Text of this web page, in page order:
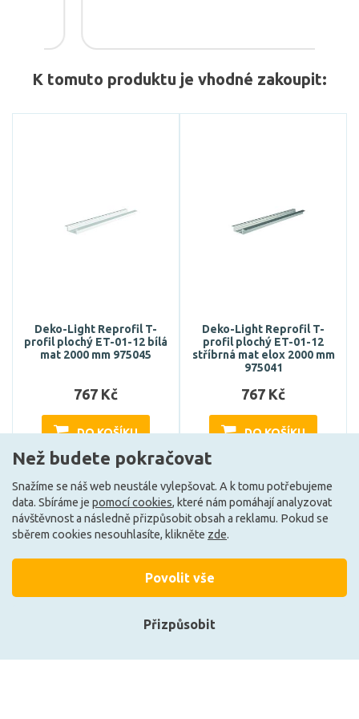
K tomuto produktu je vhodné zakoupit:
Deko-Light Reprofil T-
profil plochý ET-01-12 bílá
mat 2000 mm 975045
767 Kč
DO KOŠÍKU
Může být u Vás 18. 8.
Deko-Light Reprofil T-
profil plochý ET-01-12
stříbrná mat elox 2000 mm
975041
767 Kč
DO KOŠÍKU
Může být u Vás 18. 8.
Po-Pá 9:30 - 11:30, 12:30 - 16:00
Než budete pokračovat
Snažíme se náš web neustále vylepšovat. A k tomu potřebujeme
data. Sbíráme je pomocí cookies, které nám pomáhají analyzovat
návštěvnost a následně přizpůsobit obsah a reklamu. Pokud se
sběrem cookies nesouhlasíte, klikněte zde.
Přizpůsobit
Povolit vše